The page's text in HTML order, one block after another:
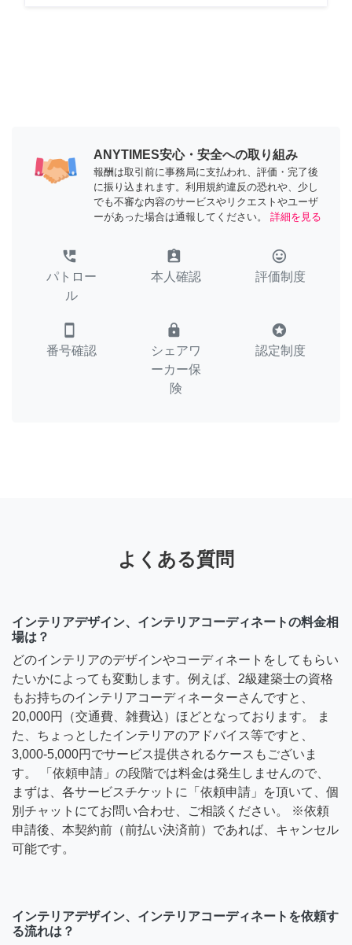
ANYTIMES安心・安全への取り組み
報酬は取引前に事務局に支払われ、評価・完了後
に振り込まれます。利用規約違反の恐れや、少し
でも不審な内容のサービスやリクエストやユーザ
ーがあった場合は通報してください。
詳細を見る
perm_phone_msg
パトロー
ル
assignment_ind
本人確認
tag_faces
評価制度
smartphone
番号確認
lock
シェアワ
ーカー保
険
stars
認定制度
よくある質問
インテリアデザイン、インテリアコーディネートの料金相
場は？
どのインテリアのデザインやコーディネートをしてもらい
たいかによっても変動します。例えば、2級建築士の資格
もお持ちのインテリアコーディネーターさんですと、
20,000円（交通費、雑費込）ほどとなっております。 ま
た、ちょっとしたインテリアのアドバイス等ですと、
3,000-5,000円でサービス提供されるケースもございま
す。 「依頼申請」の段階では料金は発生しませんので、
まずは、各サービスチケットに「依頼申請」を頂いて、個
別チャットにてお問い合わせ、ご相談ください。 ※依頼
申請後、本契約前（前払い決済前）であれば、キャンセル
可能です。
インテリアデザイン、インテリアコーディネートを依頼す
る流れは？